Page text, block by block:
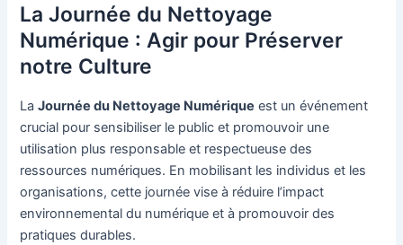
La Journée du Nettoyage
Numérique : Agir pour Préserver
notre Culture
LaJournée du Nettoyage Numérique est un événement
crucial pour sensibiliser le public et promouvoir une
utilisation plus responsable et respectueuse des
ressources numériques. En mobilisant les individus et les
organisations, cette journée vise à réduire l’impact
environnemental du numérique et à promouvoir des
pratiques durables.